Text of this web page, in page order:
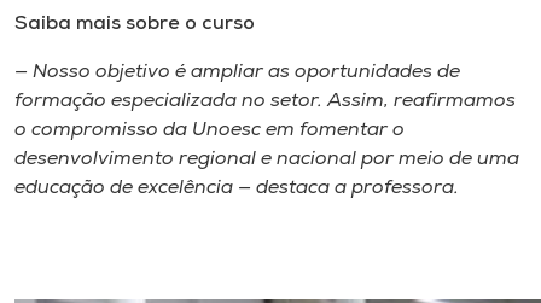
Saiba mais sobre o curso
— Nosso objetivo é ampliar as oportunidades de
formação especializada no setor. Assim, reafirmamos
o compromisso da Unoesc em fomentar o
desenvolvimento regional e nacional por meio de uma
educação de excelência — destaca a professora.